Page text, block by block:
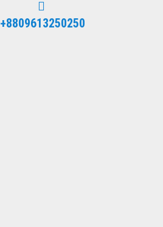
+8809613250250